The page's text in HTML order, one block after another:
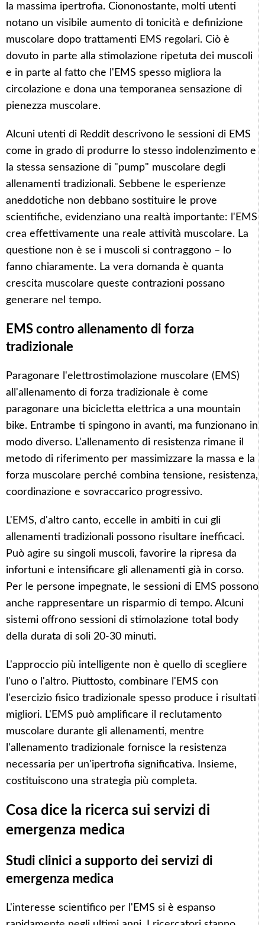
la massima ipertrofia. Ciononostante, molti utenti
notano un visibile aumento di tonicità e definizione
muscolare dopo trattamenti EMS regolari. Ciò è
dovuto in parte alla stimolazione ripetuta dei muscoli
e in parte al fatto che l'EMS spesso migliora la
circolazione e dona una temporanea sensazione di
pienezza muscolare.
Alcuni utenti di Reddit descrivono le sessioni di EMS
come in grado di produrre lo stesso indolenzimento e
la stessa sensazione di "pump" muscolare degli
allenamenti tradizionali. Sebbene le esperienze
aneddotiche non debbano sostituire le prove
scientifiche, evidenziano una realtà importante: l'EMS
crea effettivamente una reale attività muscolare. La
questione non è se i muscoli si contraggono – lo
fanno chiaramente. La vera domanda è quanta
crescita muscolare queste contrazioni possano
generare nel tempo.
EMS contro allenamento di forza
tradizionale
Paragonare l'elettrostimolazione muscolare (EMS)
all'allenamento di forza tradizionale è come
paragonare una bicicletta elettrica a una mountain
bike. Entrambe ti spingono in avanti, ma funzionano in
modo diverso. L'allenamento di resistenza rimane il
metodo di riferimento per massimizzare la massa e la
forza muscolare perché combina tensione, resistenza,
coordinazione e sovraccarico progressivo.
L'EMS, d'altro canto, eccelle in ambiti in cui gli
allenamenti tradizionali possono risultare inefficaci.
Può agire su singoli muscoli, favorire la ripresa da
infortuni e intensificare gli allenamenti già in corso.
Per le persone impegnate, le sessioni di EMS possono
anche rappresentare un risparmio di tempo. Alcuni
sistemi offrono sessioni di stimolazione total body
della durata di soli 20-30 minuti.
L'approccio più intelligente non è quello di scegliere
l'uno o l'altro. Piuttosto, combinare l'EMS con
l'esercizio fisico tradizionale spesso produce i risultati
migliori. L'EMS può amplificare il reclutamento
muscolare durante gli allenamenti, mentre
l'allenamento tradizionale fornisce la resistenza
necessaria per un'ipertrofia significativa. Insieme,
costituiscono una strategia più completa.
Cosa dice la ricerca sui servizi di
emergenza medica
Studi clinici a supporto dei servizi di
emergenza medica
L'interesse scientifico per l'EMS si è espanso